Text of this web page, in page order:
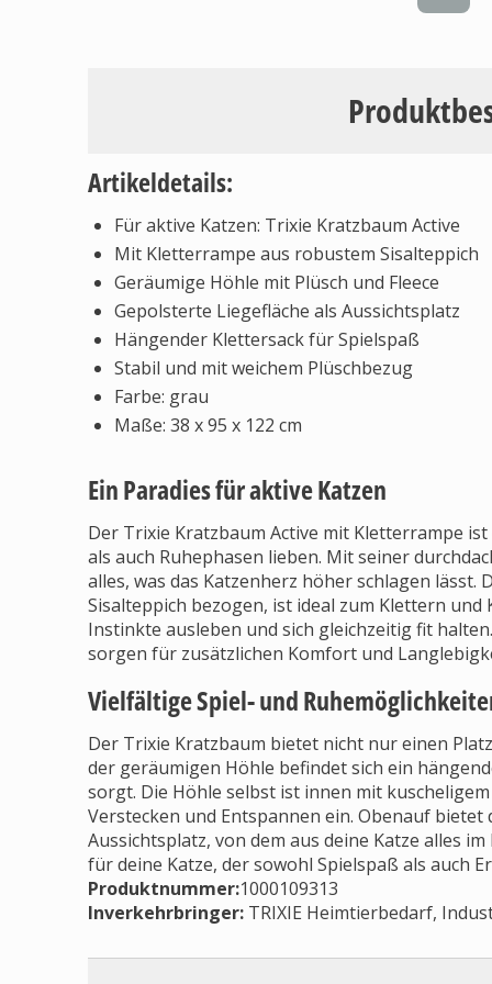
Artikeldetails:
Für aktive Katzen: Trixie Kratzbaum Active
Mit Kletterrampe aus robustem Sisalteppich
Geräumige Höhle mit Plüsch und Fleece
Gepolsterte Liegefläche als Aussichtsplatz
Hängender Klettersack für Spielspaß
Stabil und mit weichem Plüschbezug
Farbe: grau
Maße: 38 x 95 x 122 cm
Ein Paradies für aktive Katzen
Der Trixie Kratzbaum Active mit Kletterrampe
als auch Ruhephasen lieben. Mit seiner
alles, was das Katzenherz höher schlagen
Sisalteppich bezogen, ist ideal zum Klettern
Instinkte ausleben und sich gleichzeitig fit
sorgen für zusätzlichen Komfort und
Vielfältige Spiel- und
Der Trixie Kratzbaum bietet nicht nur einen
der geräumigen Höhle befindet sich ein
sorgt. Die Höhle selbst ist innen mit
Verstecken und Entspannen ein. Obenauf
Aussichtsplatz, von dem aus deine Katze alles
für deine Katze, der sowohl Spielspaß als auch
Produktnummer:1000109313
Inverkehrbringer: TRIXIE Heimtierbedarf,